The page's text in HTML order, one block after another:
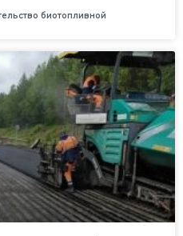
биотопливной